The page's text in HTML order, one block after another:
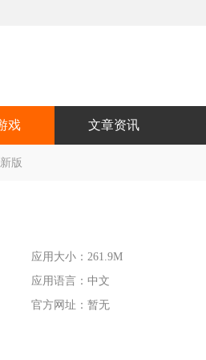
戏 文章资讯
版
应用大小：261.9M
应用语言：中文
官方网址：暂无